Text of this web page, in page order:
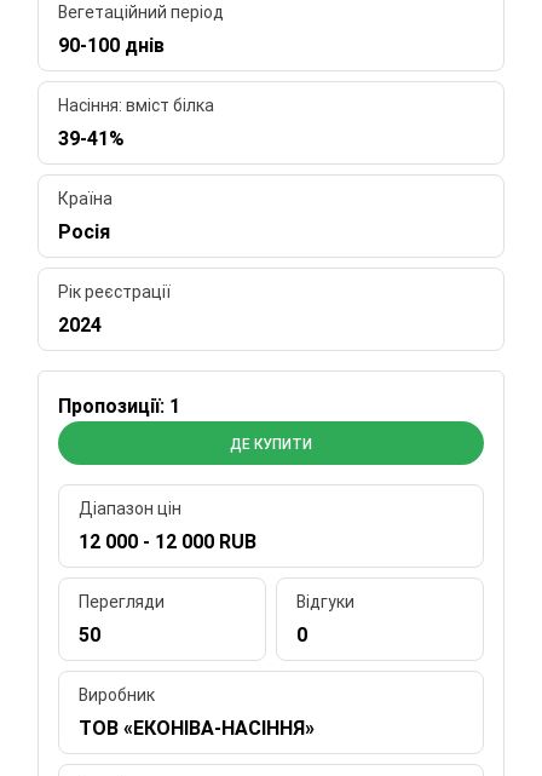
Вегетаційний період
90-100 днів
Насіння: вміст білка
39-41%
Країна
Росія
Рік реєстрації
2024
Пропозиції: 1
ДЕ КУПИТИ
Діапазон цін
12 000 - 12 000 RUB
Перегляди
50
Відгуки
0
Виробник
ТОВ «ЕКОНІВА-НАСІННЯ»